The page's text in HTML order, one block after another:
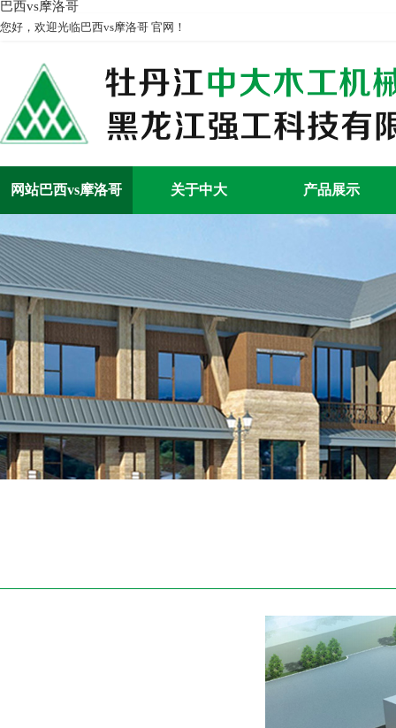
巴西vs摩洛哥
您好，欢迎光临巴西vs摩洛哥 官网！
网站巴西vs摩洛哥 关于中大 产品展示